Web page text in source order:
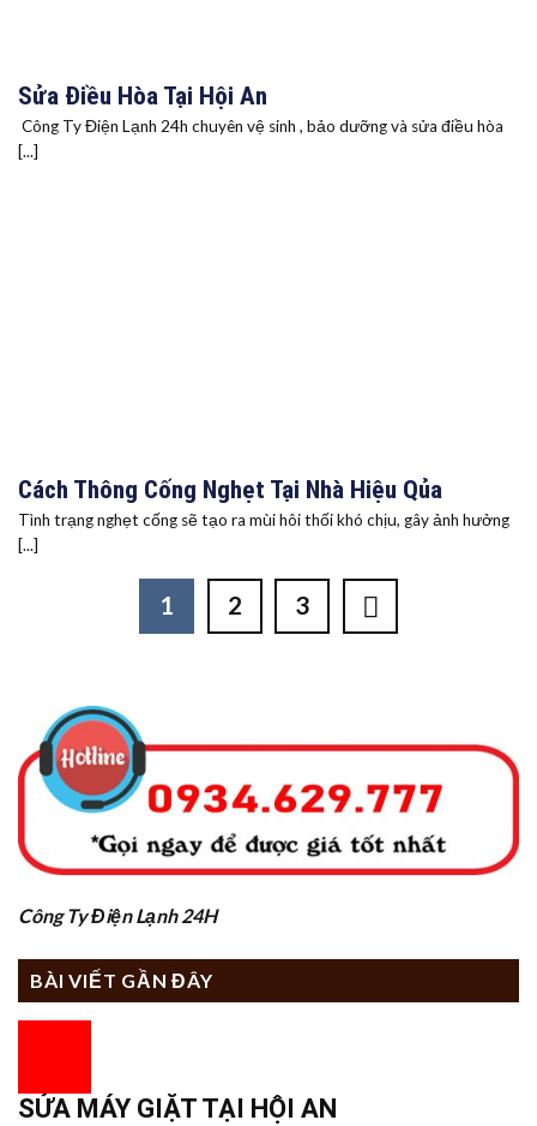
Sửa Điều Hòa Tại Hội An
Công Ty Điện Lạnh 24h chuyên vệ sinh , bảo dưỡng và sửa điều hòa
[...]
Cách Thông Cống Nghẹt Tại Nhà Hiệu Qủa
Tình trạng nghẹt cống sẽ tạo ra mùi hôi thối khó chịu, gây ảnh hưởng
[...]
1 2 3
Công Ty Điện Lạnh 24H
BÀI VIẾT GẦN ĐÂY
SỬA MÁY GIẶT TẠI HỘI AN